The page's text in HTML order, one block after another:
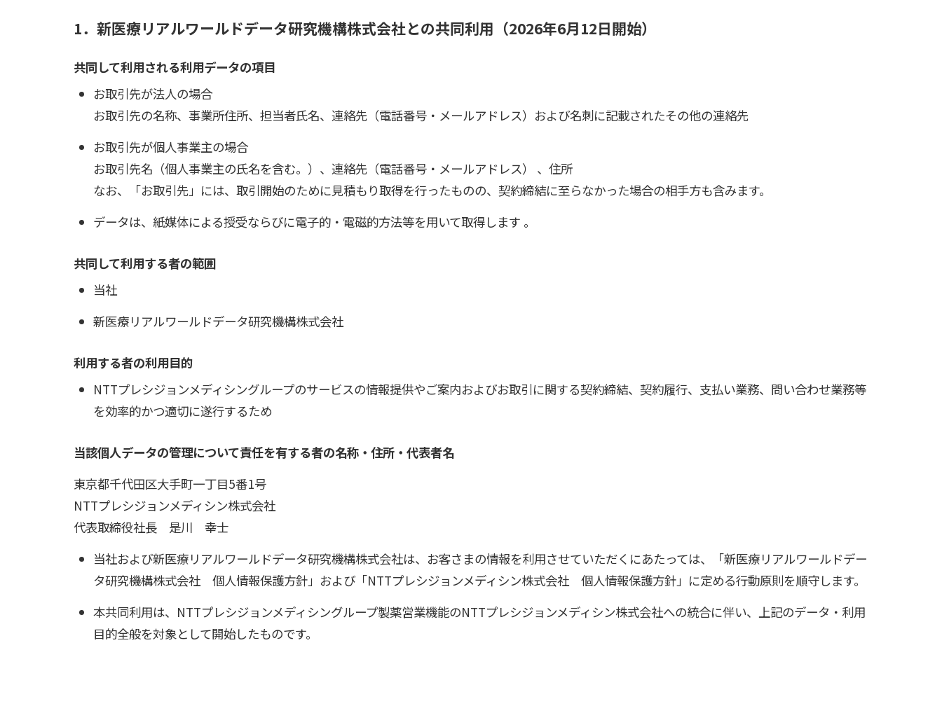
1．新医療リアルワールドデータ研究機構株式会社との共同利用（2026年6月12日開始）
共同して利用される利用データの項目
お取引先が法人の場合
お取引先の名称、事業所住所、担当者氏名、連絡先（電話番号・メールアドレス）および名刺に記載されたその他の連絡先
お取引先が個人事業主の場合
お取引先名（個人事業主の氏名を含む。）、連絡先（電話番号・メールアドレス） 、住所
なお、「お取引先」には、取引開始のために見積もり取得を行ったものの、契約締結に至らなかった場合の相手方も含みます。
データは、紙媒体による授受ならびに電子的・電磁的方法等を用いて取得します 。
共同して利用する者の範囲
当社
新医療リアルワールドデータ研究機構株式会社
利用する者の利用目的
NTTプレシジョンメディシングループのサービスの情報提供やご案内およびお取引に関する契約締結、契約履行、支払い業務、問い合わせ業務等
を効率的かつ適切に遂行するため
当該個人データの管理について責任を有する者の名称・住所・代表者名
東京都千代田区大手町一丁目5番1号
NTTプレシジョンメディシン株式会社
代表取締役社長 是川 幸士
当社および新医療リアルワールドデータ研究機構株式会社は、お客さまの情報を利用させていただくにあたっては、「新医療リアルワールドデー
タ研究機構株式会社 個人情報保護方針」および「NTTプレシジョンメディシン株式会社 個人情報保護方針」に定める行動原則を順守します。
本共同利用は、NTTプレシジョンメディシングループ製薬営業機能のNTTプレシジョンメディシン株式会社への統合に伴い、上記のデータ・利用
目的全般を対象として開始したものです。